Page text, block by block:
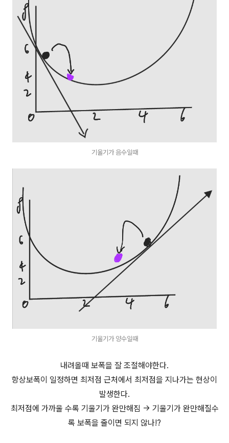
기울기가 음수일때
기울기가 양수일때
내려올때 보폭을 잘 조절해야한다.
항상보폭이 일정하면 최저점 근처에서 최저점을 지나가는 현상이
발생한다.
최저점에 가까울 수록 기울기가 완만해짐 -> 기울기가 완만해질수
록 보폭을 줄이면 되지 않나!?